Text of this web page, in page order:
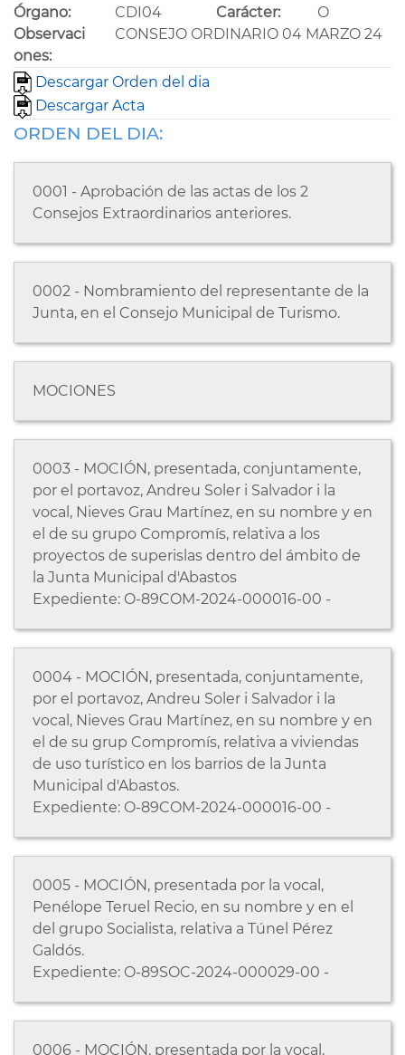
Órgano: CDI04 Carácter:
O
Observaci
ones:
CONSEJO ORDINARIO 04 MARZO 24
Descargar Orden del dia
Descargar Acta
ORDEN DEL DIA:
0001 - Aprobación de las actas de los 2
Consejos Extraordinarios anteriores.
0002 - Nombramiento del representante de la
Junta, en el Consejo Municipal de Turismo.
MOCIONES
0003 - MOCIÓN, presentada, conjuntamente,
por el portavoz, Andreu Soler i Salvador i la
vocal, Nieves Grau Martínez, en su nombre y en
el de su grupo Compromís, relativa a los
proyectos de superislas dentro del ámbito de
la Junta Municipal d'Abastos
Expediente: O-89COM-2024-000016-00 -
0004 - MOCIÓN, presentada, conjuntamente,
por el portavoz, Andreu Soler i Salvador i la
vocal, Nieves Grau Martínez, en su nombre y en
el de su grup Compromís, relativa a viviendas
de uso turístico en los barrios de la Junta
Municipal d'Abastos.
Expediente: O-89COM-2024-000016-00 -
0005 - MOCIÓN, presentada por la vocal,
Penélope Teruel Recio, en su nombre y en el
del grupo Socialista, relativa a Túnel Pérez
Galdós.
Expediente: O-89SOC-2024-000029-00 -
0006 - MOCIÓN, presentada por la vocal,